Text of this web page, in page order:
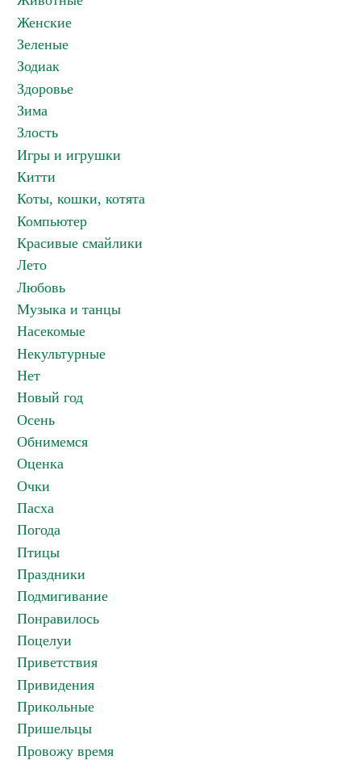
Женские
Зеленые
Зодиак
Здоровье
Зима
Злость
Игры и игрушки
Китти
Коты, кошки, котята
Компьютер
Красивые смайлики
Лето
Любовь
Музыка и танцы
Насекомые
Некультурные
Нет
Новый год
Осень
Обнимемся
Оценка
Очки
Пасха
Погода
Птицы
Праздники
Подмигивание
Понравилось
Поцелуи
Приветствия
Привидения
Прикольные
Пришельцы
Провожу время